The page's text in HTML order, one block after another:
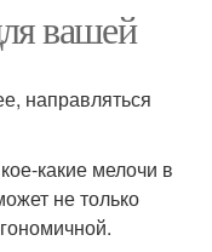
вашей
направляться
какие мелочи в
не только